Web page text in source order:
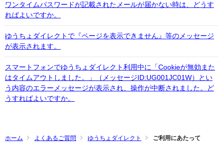
ワンタイムパスワードが記載されたメールが届かない時は、どうす
ればよいですか。
ゆうちょダイレクトで『ページを表示できません』等のメッセージ
が表示されます。
スマートフォンでゆうちょダイレクト利用中に「Cookieが無効また
はタイムアウトしました。」（メッセージID:UG001JC01W）とい
う内容のエラーメッセージが表示され、操作が中断されました。ど
うすればよいですか。
ホーム よくあるご質問 ゆうちょダイレクト ご利用にあたって